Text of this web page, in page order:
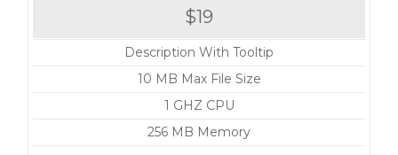
$19
Description With Tooltip
10 MB Max File Size
1 GHZ CPU
256 MB Memory